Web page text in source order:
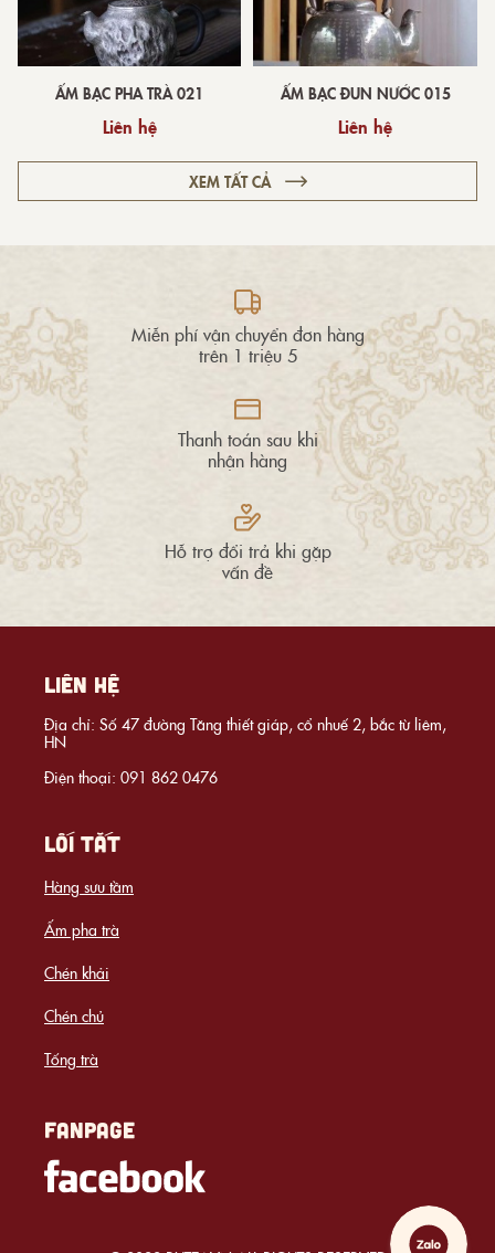
ẤM BẠC PHA TRÀ 021
Liên hệ
ẤM BẠC ĐUN NƯỚC 015
Liên hệ
XEM TẤT CẢ
Miễn phí vận chuyển đơn hàng
trên 1 triệu 5
Thanh toán sau khi
nhận hàng
Hỗ trợ đổi trả khi gặp
vấn đề
LIÊN HỆ
Địa chỉ: Số 47 đường Tăng thiết giáp, cổ nhuế 2, bắc từ liêm,
HN
Điện thoại: 091 862 0476
LỐI TẮT
Hàng sưu tầm
Ấm pha trà
Chén khải
Chén chủ
Tống trà
FANPAGE